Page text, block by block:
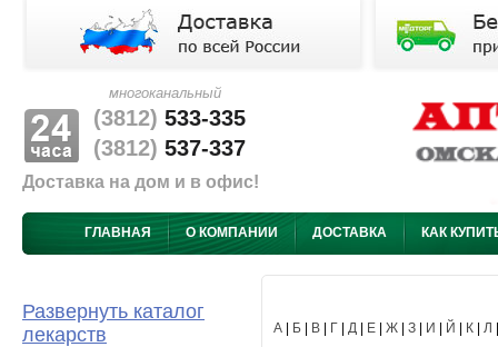
многоканальный
(3812) 533-335
(3812) 537-337
Доставка на дом и в офис!
ГЛАВНАЯ О КОМПАНИИ ДОСТАВКА КАК
Развернуть каталог
лекарств
А Б В Г Д Е Ж З И Й К Л